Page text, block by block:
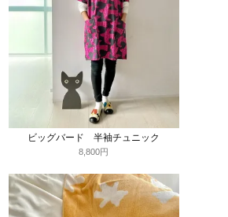
ビッグバード 半袖チュニック
8,800円